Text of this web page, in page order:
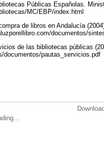
Públicas Españolas.
MC/EBP/index.html
de libros en Andalucía
documentos/
de las bibliotecas públicas
documentos/pautas_servicios.pdf